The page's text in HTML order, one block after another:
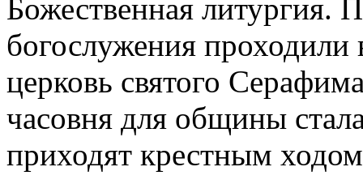
Божественная литургия.
богослужения проходили
церковь святого
часовня для общины
приходят крестным